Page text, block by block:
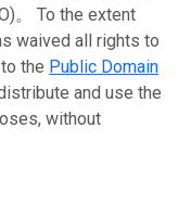
。 To the extent
waived all rights to
the Public Domain
and use the
without